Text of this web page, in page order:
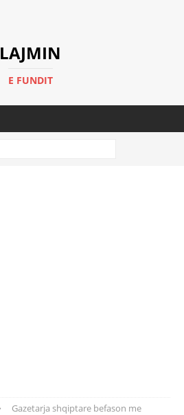
LAJMIN
E FUNDIT
Gazetarja shqiptare befason me